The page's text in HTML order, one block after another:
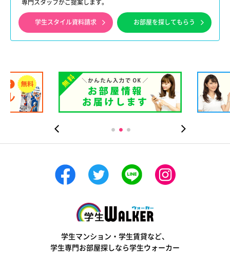
専門スタッフがご提案します。
学生スタイル資料請求 お部屋を探してもらう
学生マンション・学生賃貸など、
学生専門お部屋探しなら学生ウォーカー